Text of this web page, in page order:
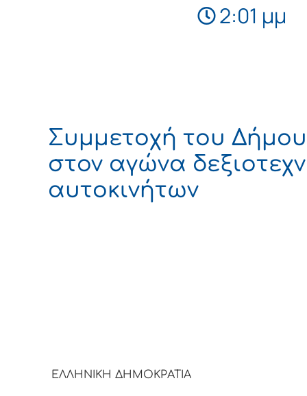
2:01 μμ
Συμμετοχή του Δήμου
στον αγώνα
αυτοκινήτων
ΕΛΛΗΝΙΚΗ ΔΗΜΟΚΡΑΤΙΑ